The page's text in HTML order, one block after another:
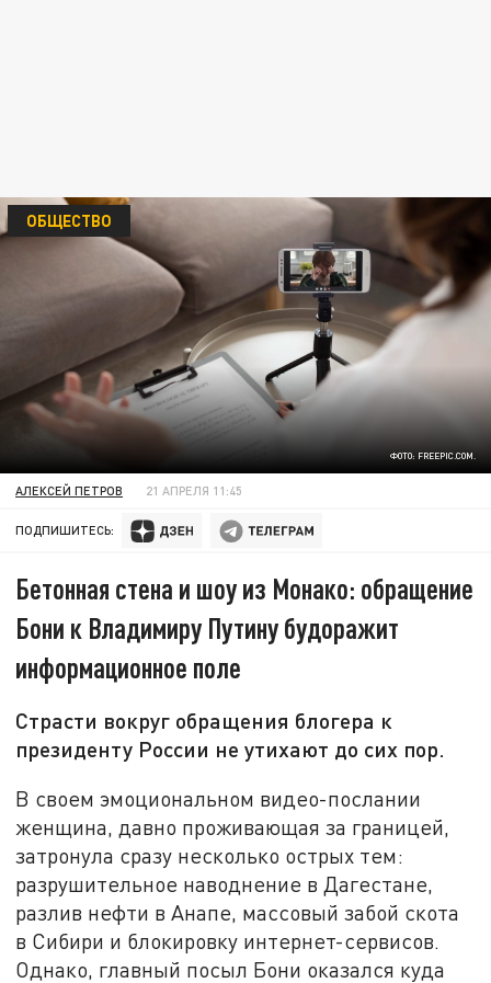
ФОТО: FREEPIC.COM.
ОБЩЕСТВО
АЛЕКСЕЙ ПЕТРОВ 21 АПРЕЛЯ 11:45
ПОДПИШИТЕСЬ:
Бетонная стена и шоу из Монако: обращение
Бони к Владимиру Путину будоражит
информационное поле
Страсти вокруг обращения блогера к
президенту России не утихают до сих пор.
В своем эмоциональном видео-послании
женщина, давно проживающая за границей,
затронула сразу несколько острых тем:
разрушительное наводнение в Дагестане,
разлив нефти в Анапе, массовый забой скота
в Сибири и блокировку интернет-сервисов.
Однако, главный посыл Бони оказался куда